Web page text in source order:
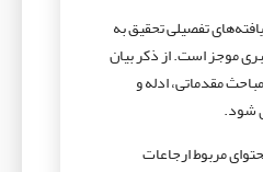
تفصیلی تحقیق به
موجز است. از ذکر بیان
مقدماتی، ادله و
شود.
مربوط ارجاعات